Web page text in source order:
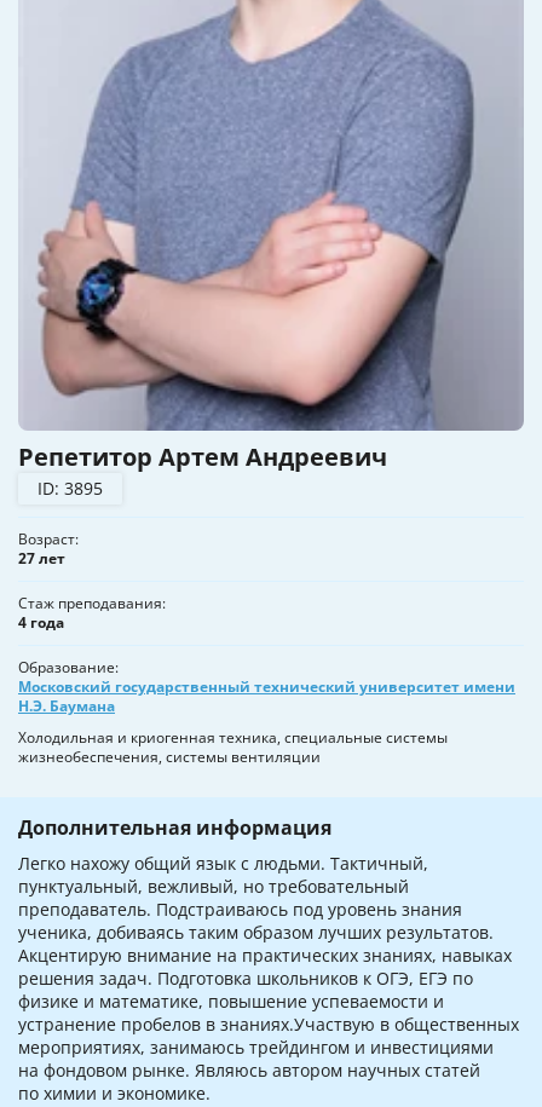
Репетитор Артем Андреевич
ID: 3895
Возраст
27 лет
Стаж преподавания
4 года
Образование
Московский государственный технический университет имени
Н.Э. Баумана
Холодильная и криогенная техника, специальные системы
жизнеобеспечения, системы вентиляции
Дополнительная информация
Легко нахожу общий язык с людьми. Тактичный,
пунктуальный, вежливый, но требовательный
преподаватель. Подстраиваюсь под уровень знания
ученика, добиваясь таким образом лучших результатов.
Акцентирую внимание на практических знаниях, навыках
решения задач. Подготовка школьников к ОГЭ, ЕГЭ по
физике и математике, повышение успеваемости и
устранение пробелов в знаниях.Участвую в общественных
мероприятиях, занимаюсь трейдингом и инвестициями
на фондовом рынке. Являюсь автором научных статей
по химии и экономике.